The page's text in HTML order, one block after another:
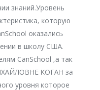
знаний.Уровень
которую
оказались
в школу США.
CanSchool ,а так
КОГАН за
уровня которое